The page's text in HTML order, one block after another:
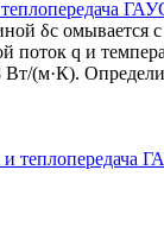
δс
поток q и
Вт/(м·К).